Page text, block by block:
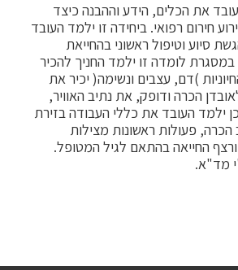
את הכלים, הידע וההבנה כיצד
חירום רפואי. ביחידה זו ילמד העובד
סיוע וטיפול ראשוני בהחייאת
במסגרת לומדה זו ילמד החניך להכיר
)דם, עצבים ונשימה( יכיר את
הכרה ודופק, את נתיב האוויר,
ילמד העובד את כללי העבודה בזירת
פעולות ראשונות מצילות
החייאה בהתאם לגיל המטופל.
מד"א.